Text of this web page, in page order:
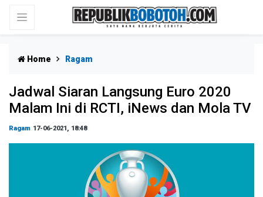
Home Ragam
Jadwal Siaran Langsung Euro 2020
Malam Ini di RCTI, iNews dan Mola TV
Ragam 17-06-2021, 18:48